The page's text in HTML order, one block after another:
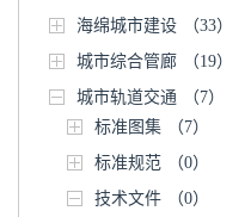
海绵城市建设
（33）
城市综合管廊
（19）
城市轨道交通
（7）
标准图集
（7）
标准规范
（0）
技术文件
（0）